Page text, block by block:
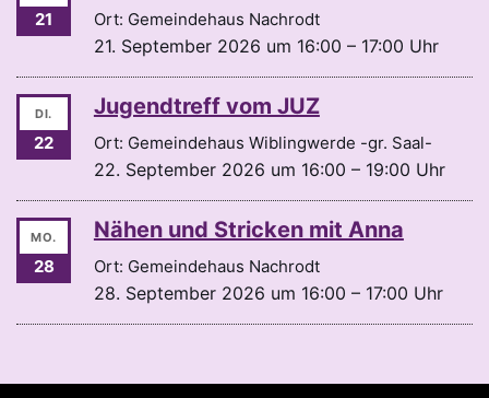
21 Ort: Gemeindehaus Nachrodt
21. September 2026 um 16:00 – 17:00 Uhr
DI.
22
Jugendtreff vom JUZ
Ort: Gemeindehaus Wiblingwerde -gr. Saal-
22. September 2026 um 16:00 – 19:00 Uhr
MO.
28
Nähen und Stricken mit Anna
Ort: Gemeindehaus Nachrodt
28. September 2026 um 16:00 – 17:00 Uhr